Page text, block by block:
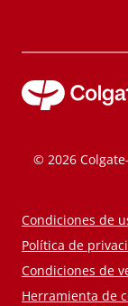
© 2026
Condiciones de
Política de
Condiciones de
Herramienta de